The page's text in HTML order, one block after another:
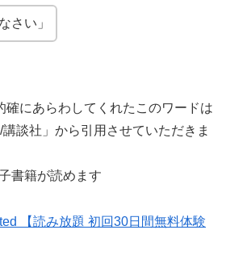
さい」
確にあらわしてくれたこのワードは
講談社」から引用させていただきま
書籍が読めます
【読み放題 初回30日間無料体験